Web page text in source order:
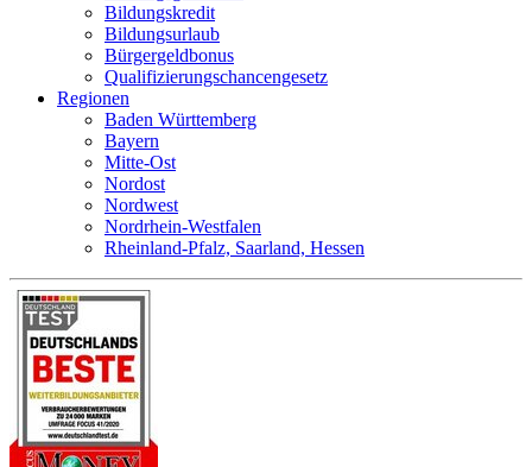
Bildungskredit
Bildungsurlaub
Bürgergeldbonus
Qualifizierungschancengesetz
Regionen
Baden Württemberg
Bayern
Mitte-Ost
Nordost
Nordwest
Nordrhein-Westfalen
Rheinland-Pfalz, Saarland, Hessen